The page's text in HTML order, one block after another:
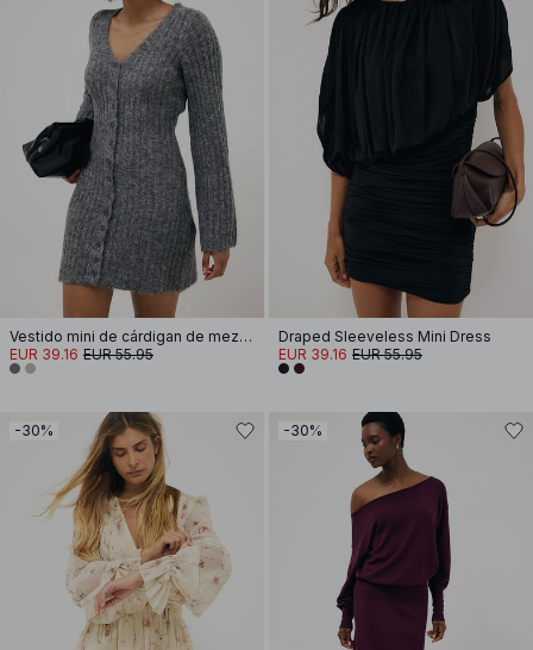
Vestido mini de cárdigan de mezcla de lana tejida
EUR 39.16 EUR 55.95
Draped Sleeveless Mini Dress
EUR 39.16 EUR 55.95
-30% -30%